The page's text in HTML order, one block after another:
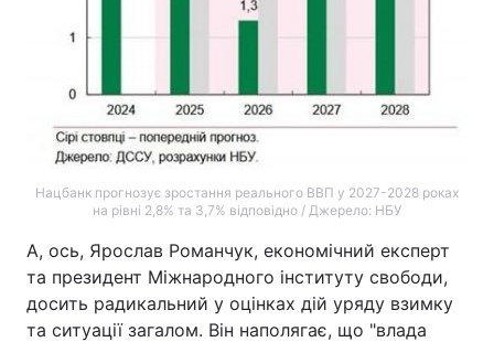
Нацбанк прогнозує зростання реального ВВП у 2027-2028 роках
на рівні 2,8% та 3,7% відповідно / Джерело: НБУ
А, ось, Ярослав Романчук, економічний експерт
та президент Міжнародного інституту свободи,
досить радикальний у оцінках дій уряду взимку
та ситуації загалом. Він наполягає, що "влада